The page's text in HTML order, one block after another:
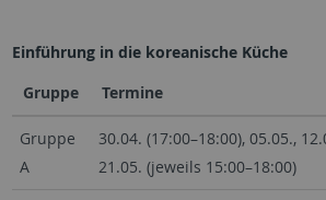
Einführung in die koreanische Küche
Gruppe
Termine
Gruppe
A
30.04. (17:00–18:00), 05.05.,
21.05. (jeweils 15:00–18:00)